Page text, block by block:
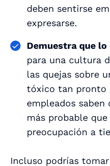
deben sentirse
expresarse.
Demuestra que
para una cultura
las quejas sobre
tóxico tan pronto
empleados saben
más probable que
preocupación a
Incluso podrías